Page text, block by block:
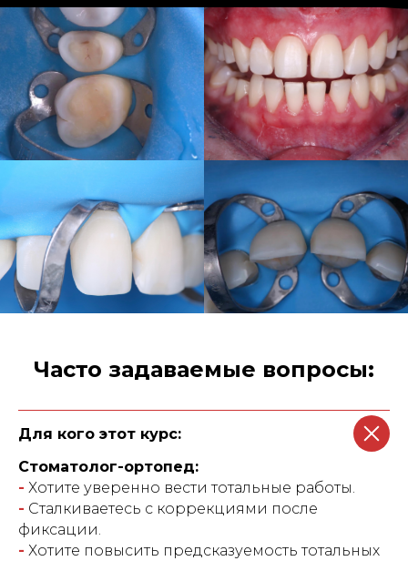
Часто задаваемые вопросы:
Для кого этот курс:
Стоматолог-ортопед:
- Хотите уверенно вести тотальные работы.
- Сталкиваетесь с коррекциями после
фиксации.
- Хотите повысить предсказуемость тотальных